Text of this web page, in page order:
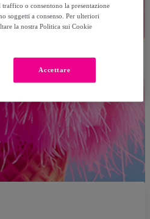
o consentono la presentazione
soggetti a consenso. Per ulteriori
la nostra Politica sui Cookie
Accettare